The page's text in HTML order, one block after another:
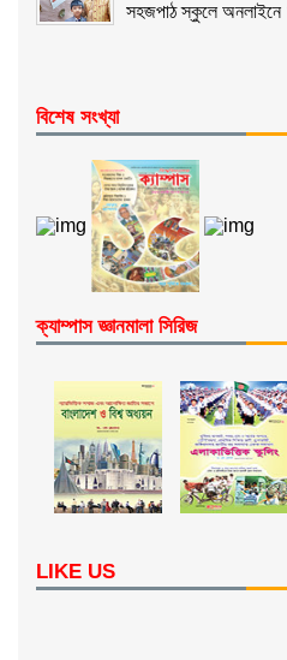
সহজপাঠ স্কুলে অনলাইনে
বিশেষ সংখ্যা
ক্যাম্পাস জ্ঞানমালা সিরিজ
LIKE US